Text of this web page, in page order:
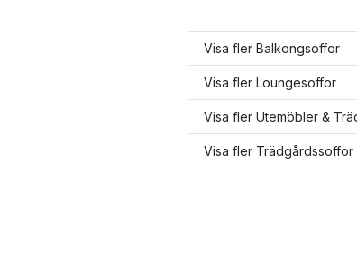
Visa fler Balkongsoffor
Visa fler Loungesoffor
Visa fler Utemöbler &
Visa fler